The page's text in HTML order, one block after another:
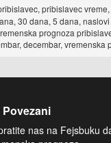
pribislavec
30 dana, 5 dana,
prognoza
decembar,
nas na Fejsbuku